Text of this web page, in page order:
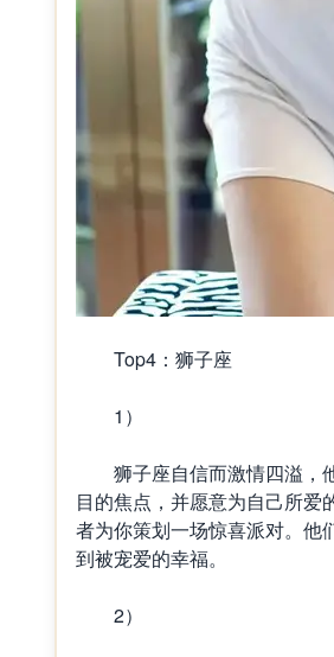
Top4：狮子座
1）
狮子座自信而激情四溢，
目的焦点，并愿意为自己所
者为你策划一场惊喜派对。他
到被宠爱的幸福。
2）